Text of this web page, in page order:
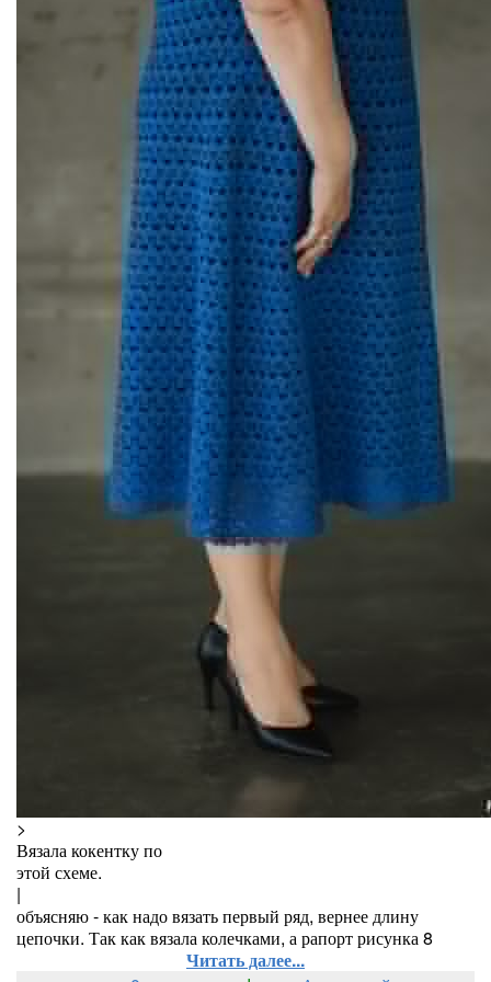
>
Вязала кокентку по
этой схеме.
|
объясняю - как надо вязать первый ряд, вернее длину
цепочки. Так как вязала колечками, а рапорт рисунка 8
Читать далее...